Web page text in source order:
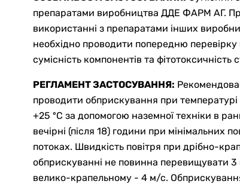
препаратами виробництва ДДЕ ФАРМ АГ.
використанні з препаратами інших
необхідно проводити попередню перевірку
сумісність компонентів та фітотоксичність
РЕГЛАМЕНТ ЗАСТОСУВАННЯ:
проводити обприскування при температурі
+25 ºС за допомогою наземної техніки в
вечірні (після 18) години при мінімальних
потоках. Швидкість повітря при дрібно-
обприскуванні не повинна перевищувати
велико-крапельному - 4 м/с. Обприскування